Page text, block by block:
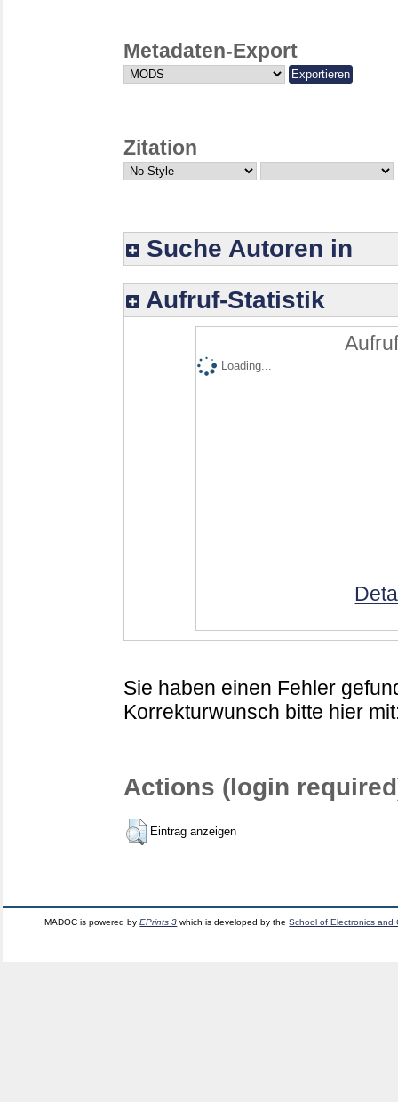
Metadaten-Export
Zitation
Suche Autoren in
Aufruf-Statistik
Loading...
Sie haben einen Fehler
Korrekturwunsch bitte hier
Actions (login
Eintrag anzeigen
MADOC is powered byEPrints 3 which is developed by theSchool of Electronics and